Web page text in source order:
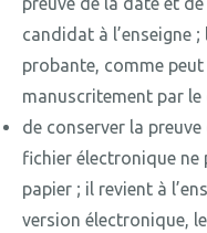
candidat à l’enseigne
probante, comme
manuscritement par
de conserver la
fichier électronique
papier ; il revient à
version électronique,